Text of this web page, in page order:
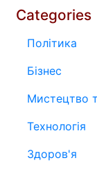
Categories
Політика
Бізнес
Мистецтво
Технологія
Здоров'я